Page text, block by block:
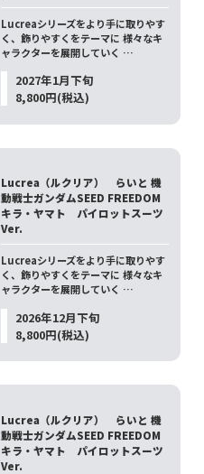
Lucreaシリーズをより手に取りやす
く、飾りやすくをテーマに 様々なキ
ャラクターを展開していく …
2027年1月下旬
8,800円(税込)
Lucrea（ルクリア） らいと 機
動戦士ガンダムSEED FREEDOM
キラ・ヤマト パイロットスーツ
Ver.
Lucreaシリーズをより手に取りやす
く、飾りやすくをテーマに 様々なキ
ャラクターを展開していく …
2026年12月下旬
8,800円(税込)
Lucrea（ルクリア） らいと 機
動戦士ガンダムSEED FREEDOM
キラ・ヤマト パイロットスーツ
Ver.